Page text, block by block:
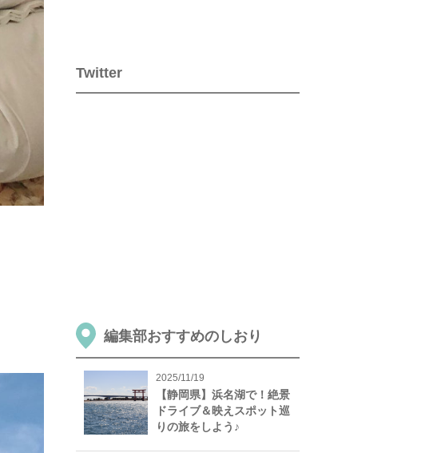
Twitter
編集部おすすめのしおり
2025/11/19
【静岡県】浜名湖で！絶景
ドライブ＆映えスポット巡
りの旅をしよう♪